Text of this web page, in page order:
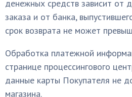
денежных средств зависит от
заказа и от банка,
срок возврата не может
Обработка платежной
странице процессингового
данные карты Покупателя не
магазина.